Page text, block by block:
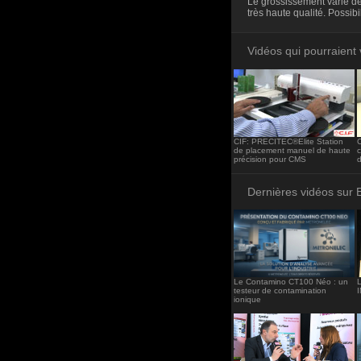
<iframe
très haute qualité.
Vidéos qui pourraient
CIF: PRECITEC®Elite Station
de placement manuel de haute
précision pour CMS
Dernières vidéos sur
Le Contamino CT100 Néo : un
testeur de contamination
ionique